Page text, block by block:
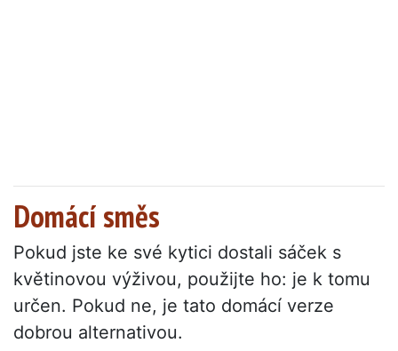
Domácí směs
Pokud jste ke své kytici dostali sáček s
květinovou výživou, použijte ho: je k tomu
určen. Pokud ne, je tato domácí verze
dobrou alternativou.